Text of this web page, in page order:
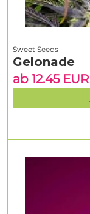
Sweet Seeds
Gelonade
ab 12.45 EUR